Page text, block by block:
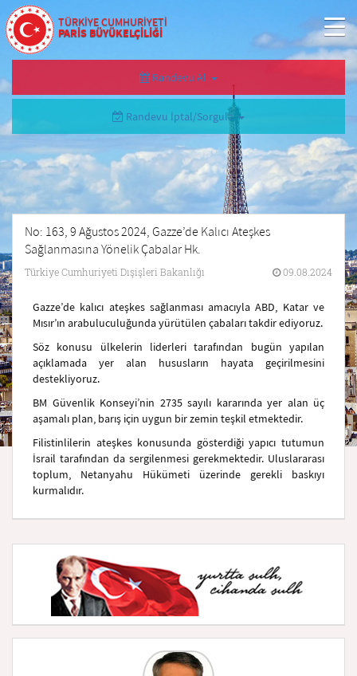
TÜRKİYE CUMHURİYETİ
PARİS BÜYÜKELÇİLİĞİ
Randevu Al
Randevu İptal/Sorgula
No: 163, 9 Ağustos 2024, Gazze’de Kalıcı Ateşkes
Sağlanmasına Yönelik Çabalar Hk.
Türkiye Cumhuriyeti Dışişleri Bakanlığı 09.08.2024
Gazze’de kalıcı ateşkes sağlanması amacıyla ABD, Katar ve
Mısır’ın arabuluculuğunda yürütülen çabaları takdir ediyoruz.
Söz konusu ülkelerin liderleri tarafından bugün yapılan
açıklamada yer alan hususların hayata geçirilmesini
destekliyoruz.
BM Güvenlik Konseyi’nin 2735 sayılı kararında yer alan üç
aşamalı plan, barış için uygun bir zemin teşkil etmektedir.
Filistinlilerin ateşkes konusunda gösterdiği yapıcı tutumun
İsrail tarafından da sergilenmesi gerekmektedir. Uluslararası
toplum, Netanyahu Hükümeti üzerinde gerekli baskıyı
kurmalıdır.